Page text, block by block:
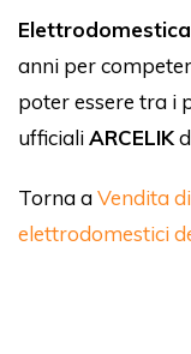
anni per
poter essere tra i
ufficialiARCELIK
Torna aVendita
elettrodomestici